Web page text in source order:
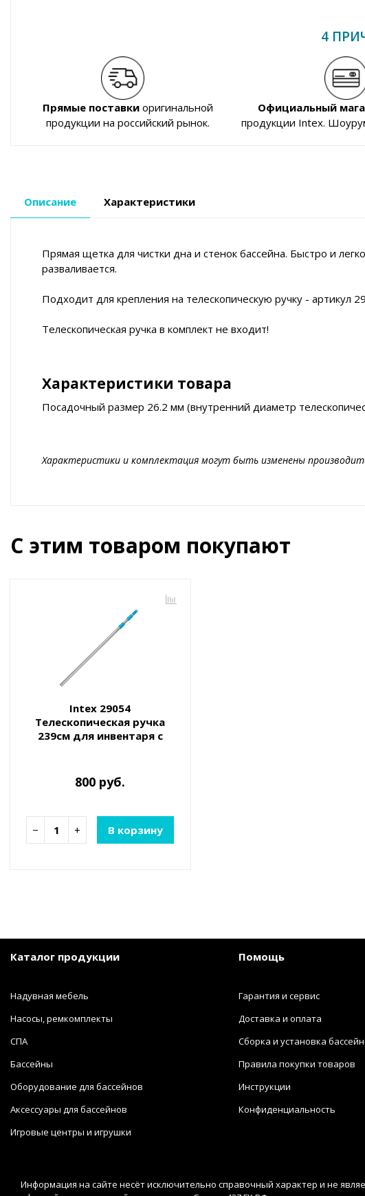
4
Прямые поставкиоригинальной
продукции на российский рынок.
Официальный
продукции Intex.
Описание Характеристики
Прямая щетка для чистки дна и стенок бассейна. Быстро и
разваливается.
Подходит для крепления на телескопическую ручку - артикул
Телескопическая ручка в комплект не входит!
Характеристики товара
Посадочный размер 26.2 мм (внутренний диаметр
Характеристики и комплектация могут быть изменены
С этим товаром покупают
Intex 29054
Телескопическая ручка
239см для инвентаря с
800 руб.
− + В корзину
Каталог продукции
Надувная мебель
Насосы, ремкомплекты
СПА
Бассейны
Оборудование для бассейнов
Аксессуары для бассейнов
Игровые центры и игрушки
Помощь
Гарантия и сервис
Доставка и оплата
Сборка и установка
Правила покупки товаров
Инструкции
Конфиденциальность
Информация на сайте несёт исключительно справочный характер и не